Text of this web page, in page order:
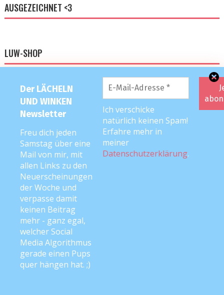
Der LÄCHELN
UND WINKEN
Newsletter
Freu dich jeden
Samstag über eine
Mail von mir, mit
allen Links zu den
Neuerscheinungen
der Woche und
verpasse damit
keinen Beitrag
mehr - ganz egal,
welcher Social
Media Algorithmus
gerade einen Pups
quer hängen hat. ;)
Ich verschicke
natürlich keinen Spam!
Erfahre mehr in
meiner
Datenschutzerklärung.
AUSGEZEICHNET <3
LUW-SHOP
Hier geht’s zum LÄCHELN UND WINKEN-Spreadshirt-
Shop – klick aufs Bild! <3